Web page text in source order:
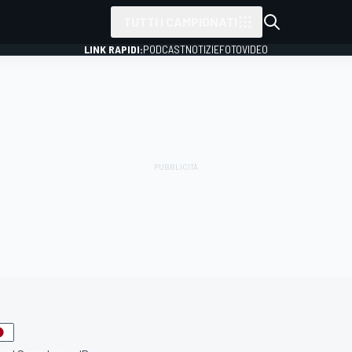
LINK RAPIDI:PODCASTNOTIZIEFOTOVIDEO